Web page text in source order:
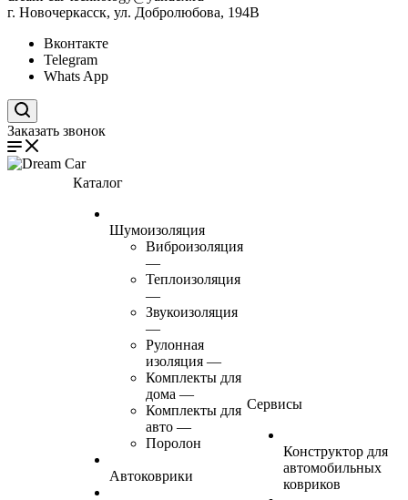
г. Новочеркасск, ул. Добролюбова, 194В
Вконтакте
Telegram
Whats App
Заказать звонок
Каталог
Шумоизоляция
Виброизоляция
—
Теплоизоляция
—
Звукоизоляция
—
Рулонная
изоляция —
Комплекты для
дома —
Комплекты для
авто —
Поролон
Автоковрики
Сервисы
Конструктор для
автомобильных
ковриков